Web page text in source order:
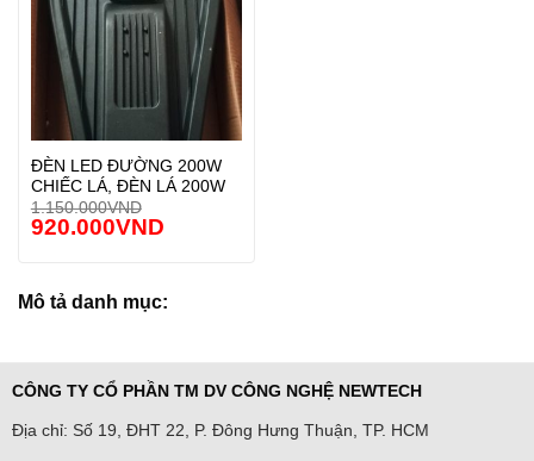
ĐÈN LED ĐƯỜNG 200W
CHIẾC LÁ, ĐÈN LÁ 200W
1.150.000VND
920.000VND
Mô tả danh mục:
CÔNG TY CỔ PHẦN TM DV CÔNG NGHỆ NEWTECH
Địa chỉ: Số 19, ĐHT 22, P. Đông Hưng Thuận, TP. HCM